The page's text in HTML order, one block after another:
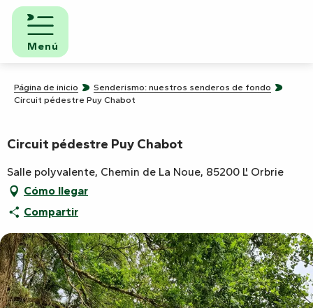
Aller
contenu
principal
Menú
Página de inicio
Senderismo: nuestros senderos de fondo
Circuit pédestre Puy Chabot
Circuit pédestre Puy Chabot
Salle polyvalente, Chemin de La Noue, 85200 L' Orbrie
Cómo llegar
Compartir